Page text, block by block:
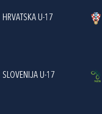
HRVATSKA U-17
SLOVENIJA U-17